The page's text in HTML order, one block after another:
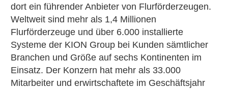
dort ein führender Anbieter von Flurförderzeugen.
Weltweit sind mehr als 1,4 Millionen
Flurförderzeuge und über 6.000 installierte
Systeme der KION Group bei Kunden sämtlicher
Branchen und Größe auf sechs Kontinenten im
Einsatz. Der Konzern hat mehr als 33.000
Mitarbeiter und erwirtschaftete im Geschäftsjahr